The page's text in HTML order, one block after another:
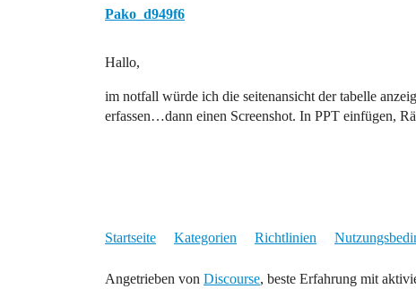
Pako_d949f6
Hallo,
im notfall würde ich die seitenansicht der tabelle
erfassen…dann einen Screenshot. In PPT einfügen,
Startseite Kategorien Richtlinien
Angetrieben von Discourse, beste Erfahrung mit